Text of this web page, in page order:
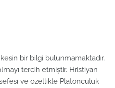
bir bilgi bulunmamaktadır.
tercih etmiştir. Hristiyan
ve özellikle Platonculuk